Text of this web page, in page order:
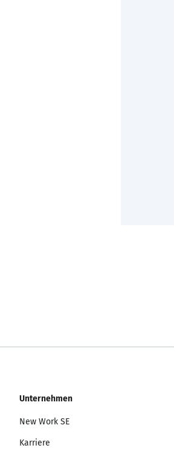
Unternehmen
New Work SE
Karriere